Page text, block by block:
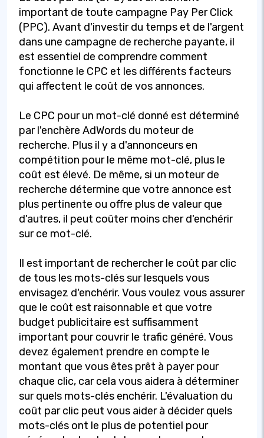
important de toute campagne Pay Per Click
(PPC). Avant d'investir du temps et de l'argent
dans une campagne de recherche payante, il
est essentiel de comprendre comment
fonctionne le CPC et les différents facteurs
qui affectent le coût de vos annonces.
Le CPC pour un mot-clé donné est déterminé
par l'enchère AdWords du moteur de
recherche. Plus il y a d'annonceurs en
compétition pour le même mot-clé, plus le
coût est élevé. De même, si un moteur de
recherche détermine que votre annonce est
plus pertinente ou offre plus de valeur que
d'autres, il peut coûter moins cher d'enchérir
sur ce mot-clé.
Il est important de rechercher le coût par clic
de tous les mots-clés sur lesquels vous
envisagez d'enchérir. Vous voulez vous assurer
que le coût est raisonnable et que votre
budget publicitaire est suffisamment
important pour couvrir le trafic généré. Vous
devez également prendre en compte le
montant que vous êtes prêt à payer pour
chaque clic, car cela vous aidera à déterminer
sur quels mots-clés enchérir. L'évaluation du
coût par clic peut vous aider à décider quels
mots-clés ont le plus de potentiel pour